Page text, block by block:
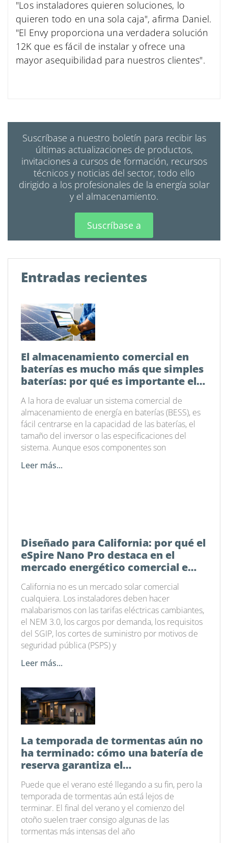
"Los instaladores quieren soluciones, lo
quieren todo en una sola caja", afirma Daniel.
"El Envy proporciona una verdadera solución
12K que es fácil de instalar y ofrece una
mayor asequibilidad para nuestros clientes".
Suscríbase a nuestro boletín para recibir las
últimas actualizaciones de productos,
invitaciones a cursos de formación, recursos
técnicos y noticias del sector, todo ello
dirigido a los profesionales de la energía solar
y el almacenamiento.
Suscríbase a
Entradas recientes
El almacenamiento comercial en
baterías es mucho más que simples
baterías: por qué es importante el
A la hora de evaluar un sistema comercial de
almacenamiento de energía en baterías (BESS), es
fácil centrarse en la capacidad de las baterías, el
tamaño del inversor o las especificaciones del
sistema. Aunque esos componentes son
Leer más...
Diseñado para California: por qué el
eSpire Nano Pro destaca en el
mercado energético comercial e
California no es un mercado solar comercial
cualquiera. Los instaladores deben hacer
malabarismos con las tarifas eléctricas cambiantes,
el NEM 3.0, los cargos por demanda, los requisitos
del SGIP, los cortes de suministro por motivos de
seguridad pública (PSPS) y
Leer más...
La temporada de tormentas aún no
ha terminado: cómo una batería de
reserva garantiza el
Puede que el verano esté llegando a su fin, pero la
temporada de tormentas aún está lejos de
terminar. El final del verano y el comienzo del
otoño suelen traer consigo algunas de las
tormentas más intensas del año